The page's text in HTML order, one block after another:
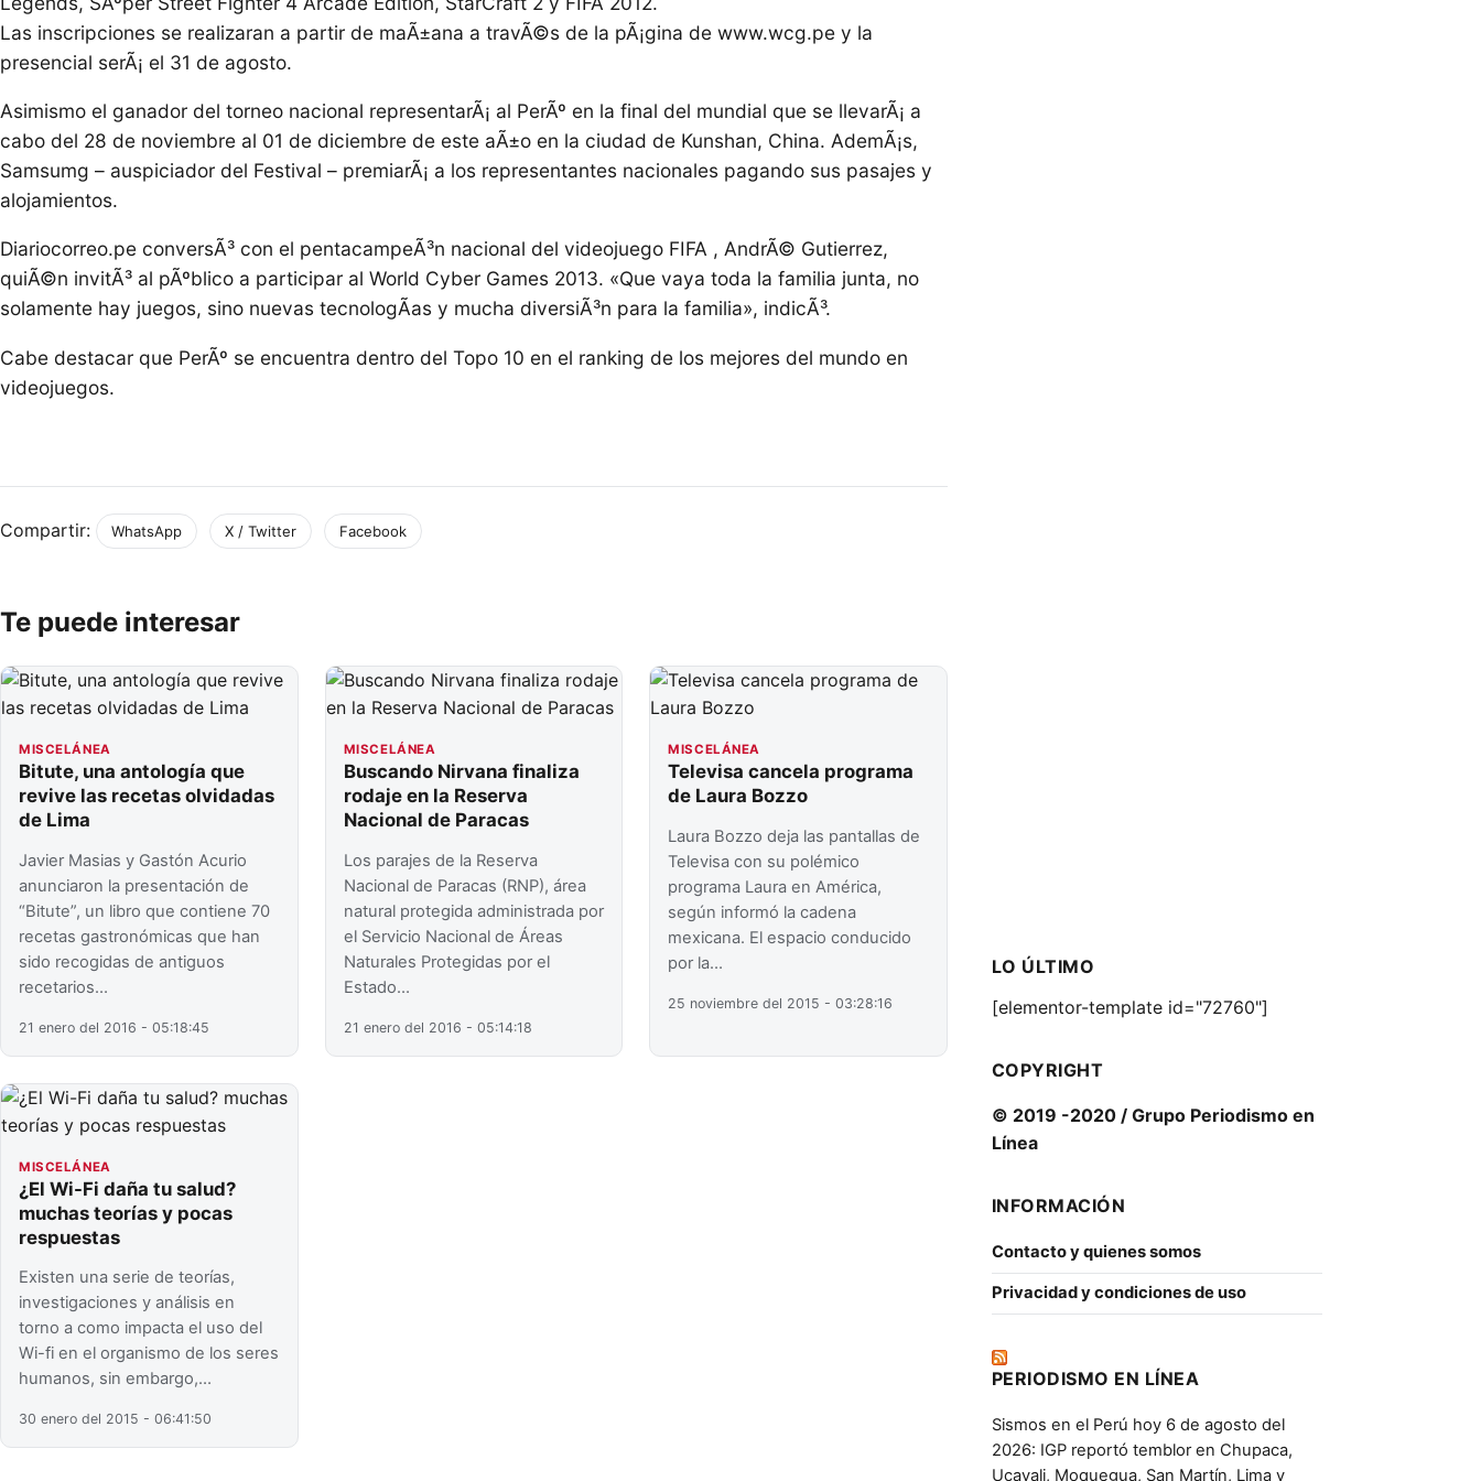
Las inscripciones se realizaran a partir de maÃ±ana a travÃ©s de la pÃ¡gina de www.wcg.pe y la
presencial serÃ¡ el 31 de agosto.
Asimismo el ganador del torneo nacional representarÃ¡ al PerÃº en la final del mundial que se llevarÃ¡ a
cabo del 28 de noviembre al 01 de diciembre de este aÃ±o en la ciudad de Kunshan, China. AdemÃ¡s,
Samsumg – auspiciador del Festival – premiarÃ¡ a los representantes nacionales pagando sus pasajes y
alojamientos.
Diariocorreo.pe conversÃ³ con el pentacampeÃ³n nacional del videojuego FIFA , AndrÃ© Gutierrez,
quiÃ©n invitÃ³ al pÃºblico a participar al World Cyber Games 2013. «Que vaya toda la familia junta, no
solamente hay juegos, sino nuevas tecnologÃ­as y mucha diversiÃ³n para la familia», indicÃ³.
Cabe destacar que PerÃº se encuentra dentro del Topo 10 en el ranking de los mejores del mundo en
videojuegos.
Compartir: WhatsApp X / Twitter Facebook
Te puede interesar
MISCELÁNEA
Bitute, una antología que
revive las recetas olvidadas
de Lima
Javier Masias y Gastón Acurio
anunciaron la presentación de
“Bitute”, un libro que contiene 70
recetas gastronómicas que han
sido recogidas de antiguos
recetarios…
21 enero del 2016 - 05:18:45
MISCELÁNEA
Buscando Nirvana finaliza
rodaje en la Reserva
Nacional de Paracas
Los parajes de la Reserva
Nacional de Paracas (RNP), área
natural protegida administrada por
el Servicio Nacional de Áreas
Naturales Protegidas por el
Estado…
21 enero del 2016 - 05:14:18
MISCELÁNEA
Televisa cancela programa
de Laura Bozzo
Laura Bozzo deja las pantallas de
Televisa con su polémico
programa Laura en América,
según informó la cadena
mexicana. El espacio conducido
por la…
25 noviembre del 2015 - 03:28:16
MISCELÁNEA
¿El Wi-Fi daña tu salud?
muchas teorías y pocas
respuestas
Existen una serie de teorías,
investigaciones y análisis en
torno a como impacta el uso del
Wi-fi en el organismo de los seres
humanos, sin embargo,…
30 enero del 2015 - 06:41:50
LO ÚLTIMO
[elementor-template id="72760"]
COPYRIGHT
© 2019 -2020 / Grupo Periodismo en
Línea
INFORMACIÓN
Contacto y quienes somos
Privacidad y condiciones de uso
PERIODISMO EN LÍNEA
Sismos en el Perú hoy 6 de agosto del
2026: IGP reportó temblor en Chupaca,
Ucayali, Moquegua, San Martín, Lima y